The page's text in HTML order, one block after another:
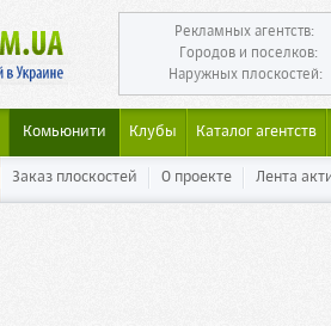
Рекламных агентств:
Городов и поселков:
Наружных плоскостей:
Комьюнити Клубы Каталог агентств
Заказ плоскостей О проекте Лента